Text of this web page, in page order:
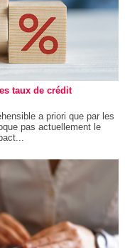
taux de crédit
a priori que par les
pas actuellement le